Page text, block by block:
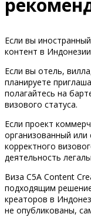
Если вы
контент в
Если вы отель,
планируете
полагайтесь на
визового статуса.
Если проект
организованный или
корректного
деятельность
Виза C5A Content
подходящим
креаторов в
не опубликованы,